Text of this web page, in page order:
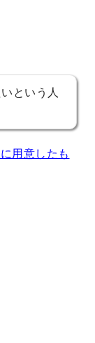
という人
用意したも